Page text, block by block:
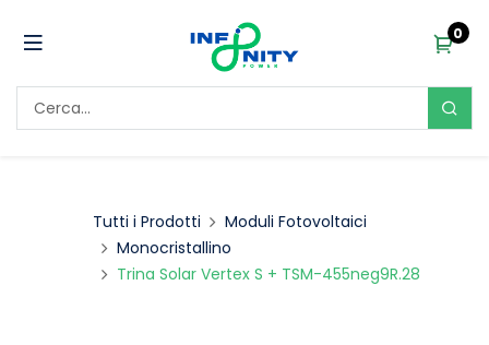
0
Tutti i Prodotti
Moduli Fotovoltaici
Monocristallino
Trina Solar Vertex S + TSM-455neg9R.28